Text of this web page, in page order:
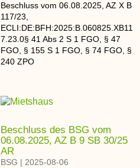
Beschluss vom 06.08.2025, AZ X B
117/23,
ECLI:DE:BFH:2025:B.060825.XB11
7.23.0§ 41 Abs 2 S 1 FGO, § 47
FGO, § 155 S 1 FGO, § 74 FGO, §
240 ZPO
Beschluss des BSG vom
06.08.2025, AZ B 9 SB 30/25
AR
BSG | 2025-08-06